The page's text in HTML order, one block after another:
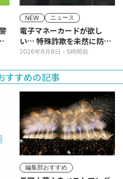
NEW ニュース
電子マネーカードが欲し
い… 特殊詐欺を未然に防
ぐ！コンビニ店員に感謝状
2026年8月8日 - 5時間前
すすめの記事
編集部おすすめ